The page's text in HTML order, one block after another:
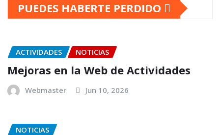
PUEDES HABERTE PERDIDO
ACTIVIDADES NOTICIAS
Mejoras en la Web de Actividades
Webmaster Jun 10, 2026
NOTICIAS